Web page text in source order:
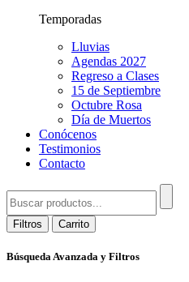
Temporadas
Lluvias
Agendas 2027
Regreso a Clases
15 de Septiembre
Octubre Rosa
Día de Muertos
Conócenos
Testimonios
Contacto
Filtros Carrito
Búsqueda Avanzada y Filtros